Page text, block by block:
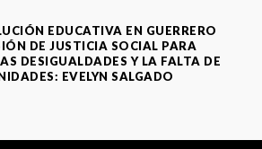
EDUCATIVA EN GUERRERO
DE JUSTICIA SOCIAL PARA
DESIGUALDADES Y LA FALTA DE
EVELYN SALGADO